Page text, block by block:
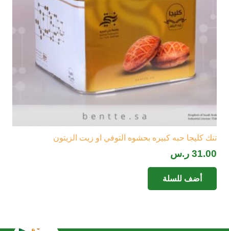
تنك كليجا حبه كبيره بحشوه التوفي او زيت الزيتون
31.00 ر.س
أضف للسلة